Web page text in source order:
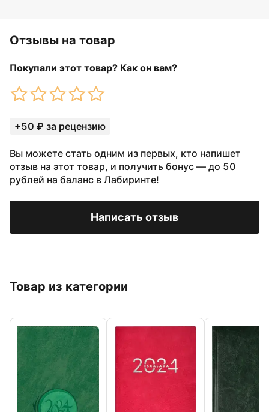
Отзывы на товар
Покупали этот товар? Как он вам?
+50 ₽ за рецензию
Вы можете стать одним из первых, кто напишет
отзыв на этот товар, и получить бонус — до 50
рублей на баланс в Лабиринте!
Написать отзыв
Товар из категории